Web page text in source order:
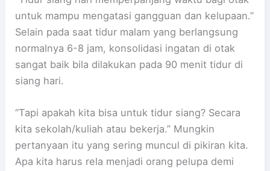
untuk mampu mengatasi gangguan dan kelupaan.”
Selain pada saat tidur malam yang berlangsung
normalnya 6-8 jam, konsolidasi ingatan di otak
sangat baik bila dilakukan pada 90 menit tidur di
siang hari.
“Tapi apakah kita bisa untuk tidur siang? Secara
kita sekolah/kuliah atau bekerja.” Mungkin
pertanyaan itu yang sering muncul di pikiran kita.
Apa kita harus rela menjadi orang pelupa demi